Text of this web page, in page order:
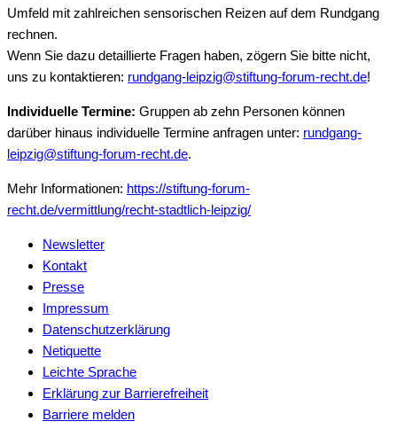
Umfeld mit zahlreichen sensorischen Reizen auf dem Rundgang
rechnen.
Wenn Sie dazu detaillierte Fragen haben, zögern Sie bitte nicht,
uns zu kontaktieren: rundgang-leipzig@stiftung-forum-recht.de!
Individuelle Termine: Gruppen ab zehn Personen können
darüber hinaus individuelle Termine anfragen unter: rundgang-
leipzig@stiftung-forum-recht.de.
Mehr Informationen: https://stiftung-forum-
recht.de/vermittlung/recht-stadtlich-leipzig/
Newsletter
Kontakt
Presse
Impressum
Datenschutzerklärung
Netiquette
Leichte Sprache
Erklärung zur Barrierefreiheit
Barriere melden